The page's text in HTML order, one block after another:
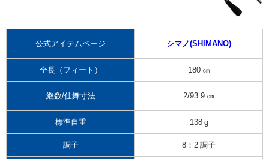
公式アイテムページ シマノ(SHIMANO)
全長（フィート） 180 ㎝
継数/仕舞寸法 2/93.9 ㎝
標準自重 138 g
調子 8：2 調子